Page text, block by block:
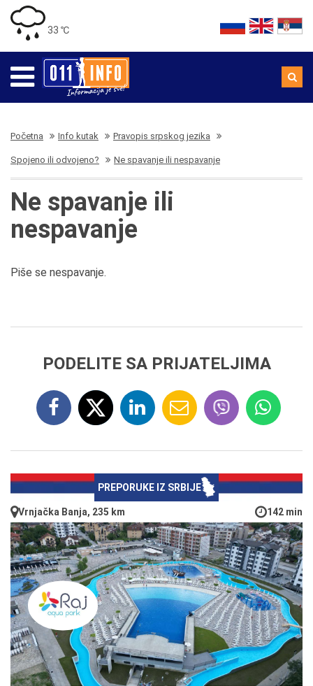
33 ℃
Početna Info kutak Pravopis srpskog jezika
Spojeno ili odvojeno? Ne spavanje ili nespavanje
Ne spavanje ili
nespavanje
Piše se nespavanje.
PODELITE SA PRIJATELJIMA
PREPORUKE IZ SRBIJE
Vrnjačka Banja, 235 km 142 min